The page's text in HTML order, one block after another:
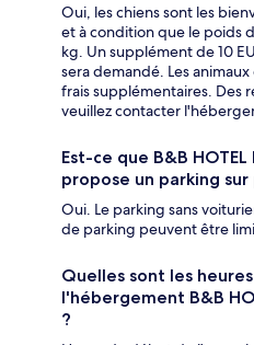
Oui, les chiens sont les
et à condition que le poids
kg. Un supplément de 10
sera demandé. Les
frais supplémentaires. Des
veuillez contacter
Est-ce que B&B
propose un parking sur
Oui. Le parking sans
de parking peuvent être
Quelles sont les
l'hébergement B&B
?